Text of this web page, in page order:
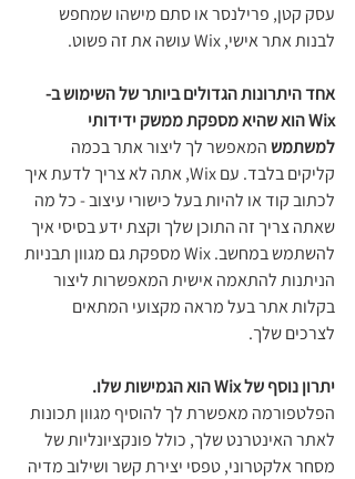
עסק קטן, פרילנסר או סתם מישהו שמחפש
לבנות אתר אישי, Wix עושה את זה פשוט.
אחד היתרונות הגדולים ביותר של השימוש ב-
Wix הוא שהיא מספקת ממשק ידידותי
למשתמש המאפשר לך ליצור אתר בכמה
קליקים בלבד. עם Wix, אתה לא צריך לדעת איך
לכתוב קוד או להיות בעל כישורי עיצוב - כל מה
שאתה צריך זה התוכן שלך וקצת ידע בסיסי איך
להשתמש במחשב. Wix מספקת גם מגוון תבניות
הניתנות להתאמה אישית המאפשרות ליצור
בקלות אתר בעל מראה מקצועי המתאים
לצרכים שלך.
יתרון נוסף של Wix הוא הגמישות שלו.
הפלטפורמה מאפשרת לך להוסיף מגוון תכונות
לאתר האינטרנט שלך, כולל פונקציונליות של
מסחר אלקטרוני, טפסי יצירת קשר ושילוב מדיה